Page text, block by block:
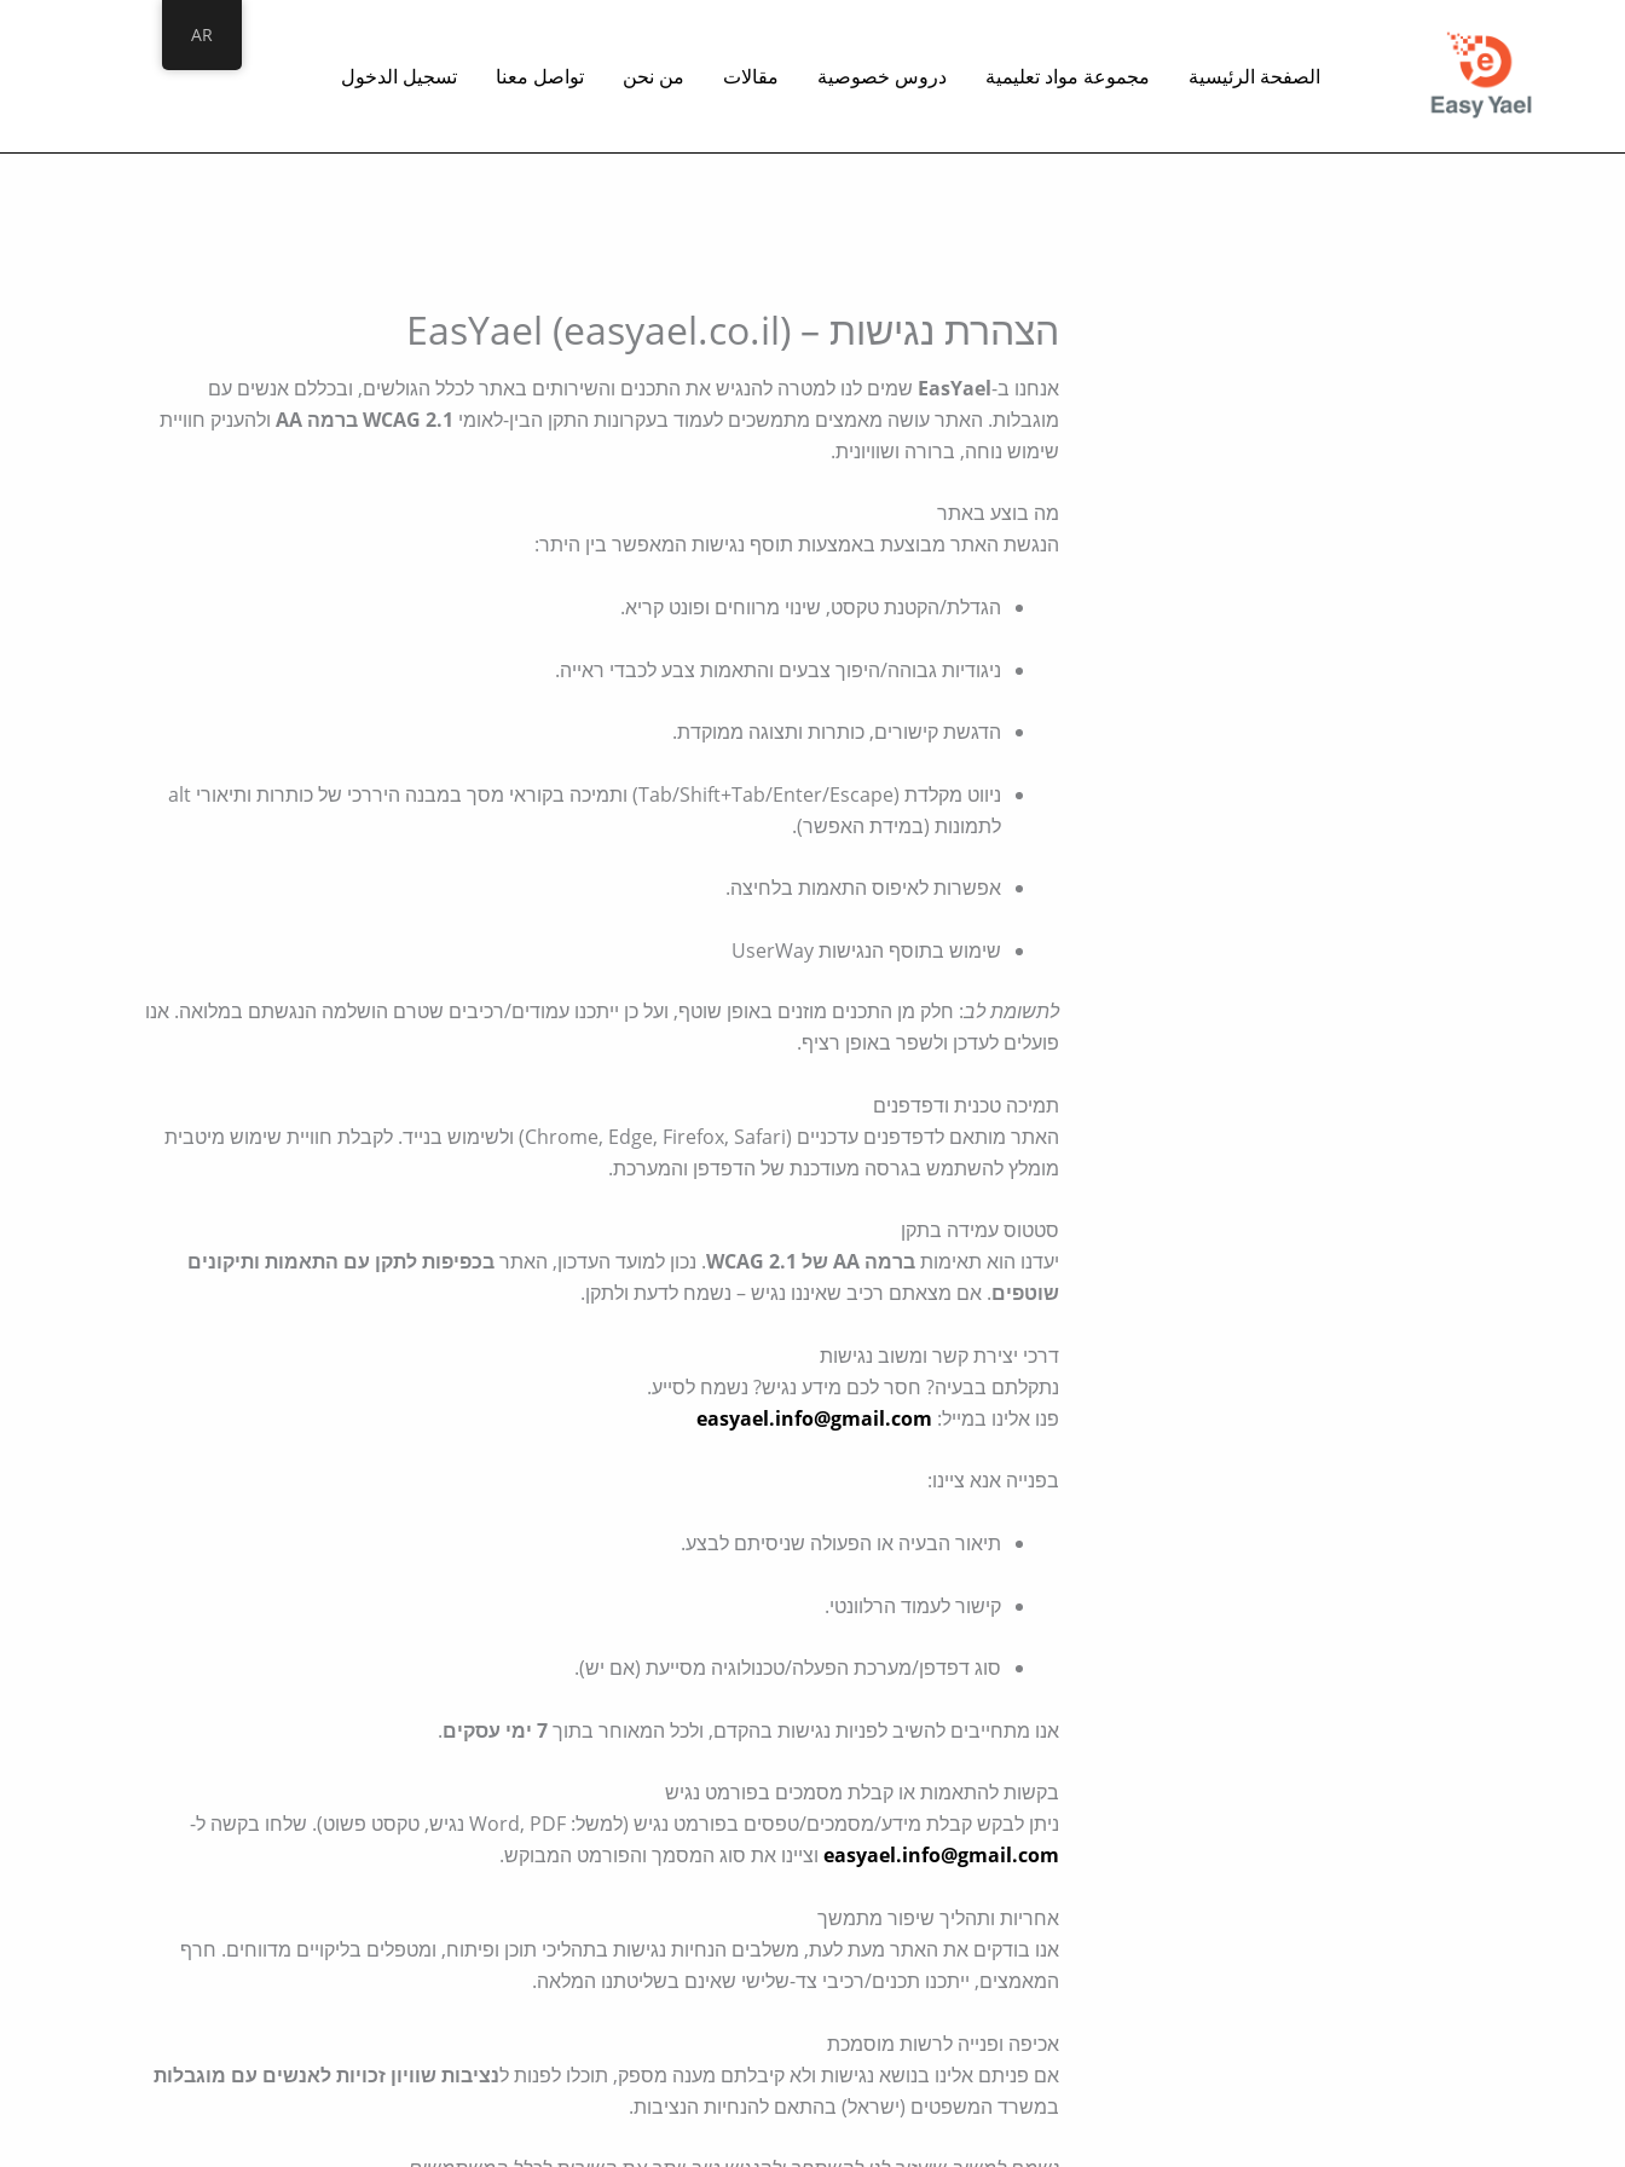
الصفحة الرئيسية مجموعة مواد تعليمية دروس خصوصية مقالات من نحن تواصل معنا تسجيل الدخول
הצהרת נגישות – EasYael (easyael.co.il)
אנחנו ב-EasYael שמים לנו למטרה להנגיש את התכנים והשירותים באתר לכלל הגולשים, ובכללם אנשים עם
מוגבלות. האתר עושה מאמצים מתמשכים לעמוד בעקרונות התקן הבין-לאומי WCAG 2.1 ברמה AA
ולהעניק חוויית
שימוש נוחה, ברורה ושוויונית.
מה בוצע באתר
הנגשת האתר מבוצעת באמצעות תוסף נגישות המאפשר בין היתר:
הגדלת/הקטנת טקסט, שינוי מרווחים ופונט קריא.
ניגודיות גבוהה/היפוך צבעים והתאמות צבע לכבדי ראייה.
הדגשת קישורים, כותרות ותצוגה ממוקדת.
ניווט מקלדת (Tab/Shift+Tab/Enter/Escape) ותמיכה בקוראי מסך במבנה היררכי של כותרות ותיאורי alt
לתמונות (במידת האפשר).
אפשרות לאיפוס התאמות בלחיצה.
שימוש בתוסף הנגישות UserWay
לתשומת לב: חלק מן התכנים מוזנים באופן שוטף, ועל כן ייתכנו עמודים/רכיבים שטרם הושלמה הנגשתם במלואה. אנו
פועלים לעדכן ולשפר באופן רציף.
תמיכה טכנית ודפדפנים
האתר מותאם לדפדפנים עדכניים (Chrome, Edge, Firefox, Safari) ולשימוש בנייד. לקבלת חוויית שימוש מיטבית
מומלץ להשתמש בגרסה מעודכנת של הדפדפן והמערכת.
סטטוס עמידה בתקן
יעדנו הוא תאימותברמה AA של WCAG 2.1 . נכון למועד העדכון, האתרבכפיפות לתקן עם התאמות ותיקונים
שוטפים. אם מצאתם רכיב שאיננו נגיש – נשמח לדעת ולתקן.
דרכי יצירת קשר ומשוב נגישות
נתקלתם בבעיה? חסר לכם מידע נגיש? נשמח לסייע.
פנו אלינו במייל: easyael.info@gmail.com
בפנייה אנא ציינו:
תיאור הבעיה או הפעולה שניסיתם לבצע.
קישור לעמוד הרלוונטי.
סוג דפדפן/מערכת הפעלה/טכנולוגיה מסייעת (אם יש).
אנו מתחייבים להשיב לפניות נגישות בהקדם, ולכל המאוחר בתוך7 ימי עסקים .
בקשות להתאמות או קבלת מסמכים בפורמט נגיש
ניתן לבקש קבלת מידע/מסמכים/טפסים בפורמט נגיש (למשל: Word, PDF נגיש, טקסט פשוט). שלחו בקשה ל-
easyael.info@gmail.com וציינו את סוג המסמך והפורמט המבוקש.
אחריות ותהליך שיפור מתמשך
אנו בודקים את האתר מעת לעת, משלבים הנחיות נגישות בתהליכי תוכן ופיתוח, ומטפלים בליקויים מדווחים. חרף
המאמצים, ייתכנו תכנים/רכיבי צד-שלישי שאינם בשליטתנו המלאה.
אכיפה ופנייה לרשות מוסמכת
אם פניתם אלינו בנושא נגישות ולא קיבלתם מענה מספק, תוכלו לפנות לנציבות שוויון זכויות לאנשים עם מוגבלות
במשרד המשפטים (ישראל) בהתאם להנחיות הנציבות.
AR